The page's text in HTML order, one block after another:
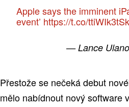
Apple says the imminent
event’ https://t.co/ttiWIk3tSk
— Lance
Přestože se nečeká debut
mělo nabídnout nový software